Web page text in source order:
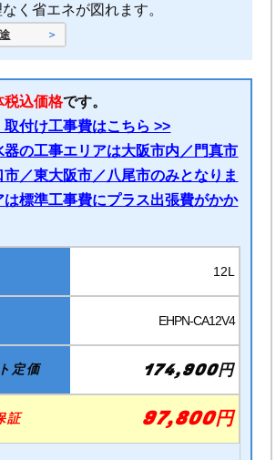
く省エネが図れます。
税込価格です。
付け工事費はこちら >>
の工事エリアは大阪市内／門真市
市／東大阪市／八尾市のみとなりま
は標準工事費にプラス出張費がかか
12L
EHPN-CA12V4
174,900円
97,800円